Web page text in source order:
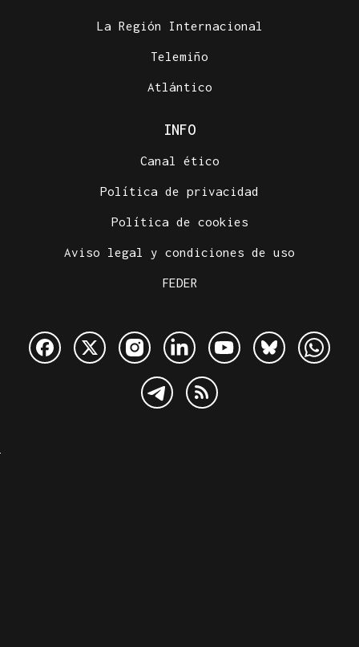
La Región Internacional
Telemiño
Atlántico
INFO
Canal ético
Política de privacidad
Política de cookies
Aviso legal y condiciones de uso
FEDER